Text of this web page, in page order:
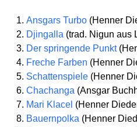
Ansgars Turbo (Henner
Djingalla (trad. Nigun aus
Der springende Punkt
Freche Farben (Henner
Schattenspiele (Henner
Chachanga (Ansgar
Mari Klacel (Henner
Bauernpolka (Henner